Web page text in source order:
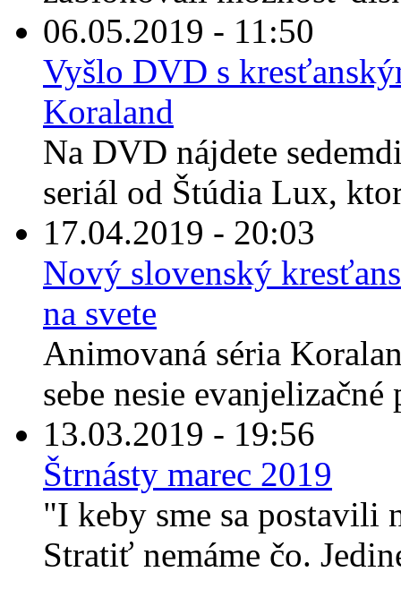
06.05.2019 - 11:50
Vyšlo DVD s
Koraland
Na DVD nájdete
seriál od Štúdia Lux,
17.04.2019 - 20:03
Nový slovenský
na svete
Animovaná séria
sebe nesie evanjelizačné
13.03.2019 - 19:56
Štrnásty marec 2019
"I keby sme sa postavili
Stratiť nemáme čo.